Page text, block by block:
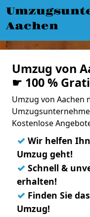
Aachen
Umzug von
☛ 100 %
Umzug von Aachen
Kostenlose
✓ Wir helfen
Umzug geht!
✓ Schnell &
erhalten!
✓ Finden Sie
Umzug!